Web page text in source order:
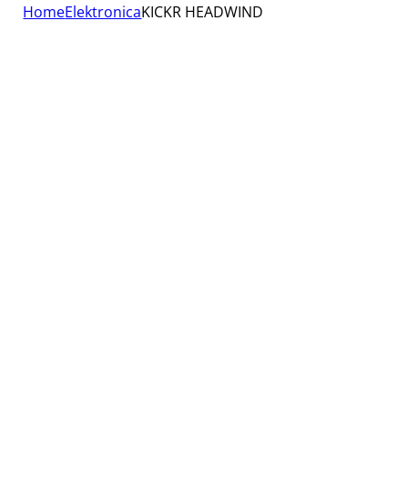
HomeElektronicaKICKR HEADWIND